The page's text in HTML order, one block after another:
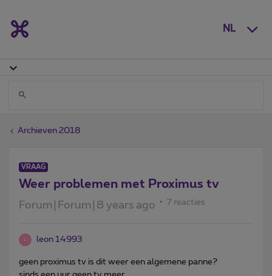
NL
Archieven 2018
VRAAG
Weer problemen met Proximus tv
Forum|Forum|8 years ago 7 reacties
L leon 14993
geen proximus tv is dit weer een algemene panne?